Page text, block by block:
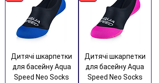
Дитячі шкарпетки
для басейну Aqua
Speed Neo Socks
Дитячі шкарпетки
для басейну Aqua
Speed Neo Socks